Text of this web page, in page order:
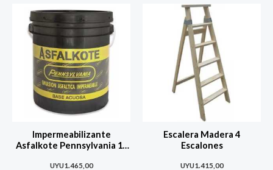
Impermeabilizante
Asfalkote Pennsylvania 18
UYU1.465,00
Escalera Madera 4
Escalones
UYU1.415,00